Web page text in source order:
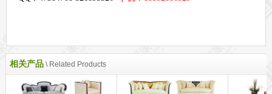
相关产品 \ Related Products